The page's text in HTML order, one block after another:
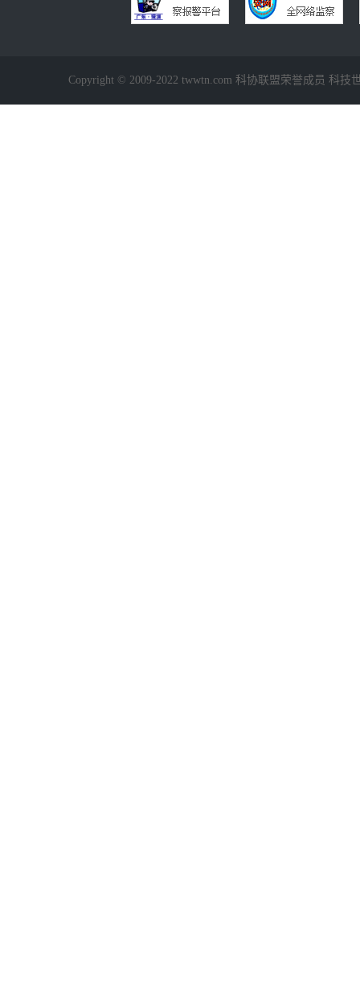
Copyright © 2009-2022 twwtn.com 科协联盟荣誉成员 科